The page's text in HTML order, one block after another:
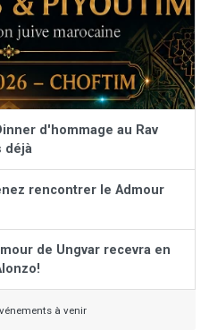
d'hommage au Rav
déjà
rencontrer le Admour
de Ungvar recevra en
à venir